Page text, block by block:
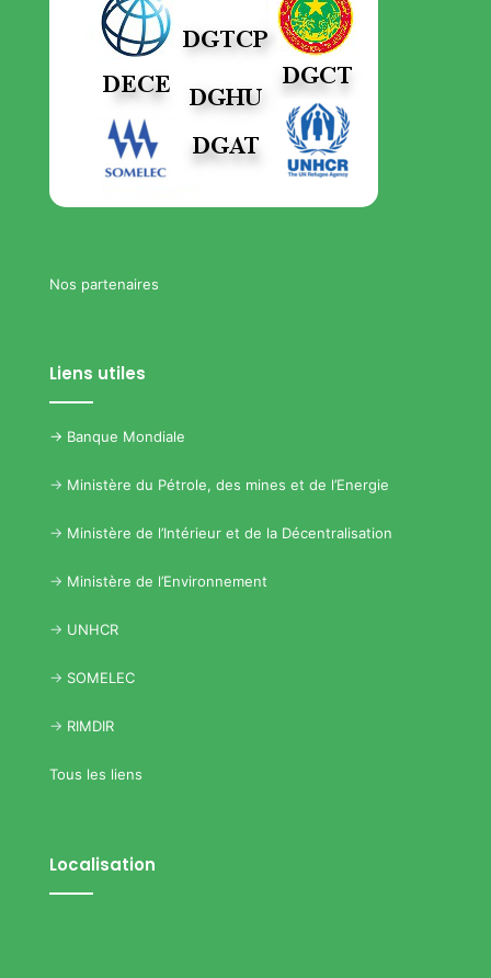
Nos partenaires
Liens utiles
-> Banque Mondiale
-> Ministère du Pétrole, des mines et de l’Energie
-> Ministère de l’Intérieur et de la Décentralisation
-> Ministère de l’Environnement
-> UNHCR
-> SOMELEC
-> RIMDIR
Tous les liens
Localisation